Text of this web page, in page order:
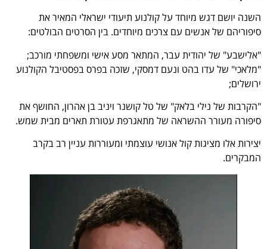
השנה יושם דגש מיוחד על קולנוע תיעודי ישראלי המאיר את
סיפוריהם של אנשים עם צרכים מיוחדים. בין הסרטים הבולטים:
"אלישבע" של יהודית עבר, המתאר מסע אישי ומשפחתי מורכב;
"מלאכי" של עדו בהט ונעם דמסקי, שזכה בפרס בפסטיבל הקולנוע
ירושלים;
"הקרבות של נילי בלאק" של טל קושנר ויניב בן אהרון, החושף את
סיפורה מעורר ההשראה של מתאגרפת עטורת תארים מבית שמש.
יצירות אלו מציגות קול אנושי עוצמתי ומעוררות עניין רב בקרב
המבקרים.